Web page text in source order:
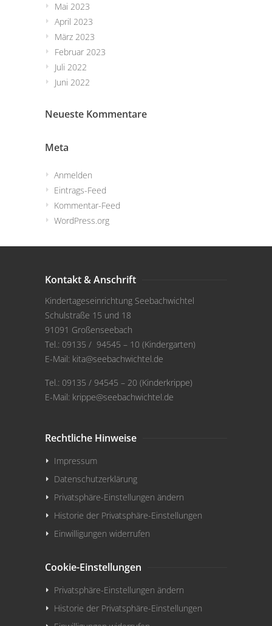
Mai 2023
April 2023
März 2023
Februar 2023
Juli 2022
Juni 2022
Neueste Kommentare
Meta
Anmelden
Eintrags-Feed
Kommentar-Feed
WordPress.org
Kontakt & Anschrift
Kindertageseinrichtung Seebachwichtel
Schulstraße 15 und 18
91091 Großenseebach
Tel.: 09135 / 94545 – 10 (Kindergarten)
E-Mail: kita@seebachwichtel.de
Tel.: 09135 / 94545 – 20 (Kinderkrippe)
E-Mail: krippe@seebachwichtel.de
Rechtliche Hinweise
Impressum
Datenschutzerklärung
Privatsphäre-Einstellungen ändern
Historie der Privatsphäre-Einstellungen
Einwilligungen widerrufen
Cookie-Einstellungen
Privatsphäre-Einstellungen ändern
Historie der Privatsphäre-Einstellungen